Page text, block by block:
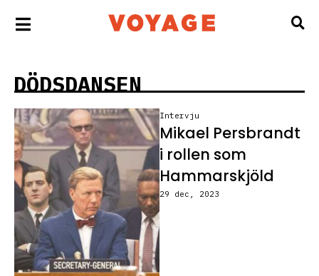
DÖDSDANSEN
Intervju
Mikael Persbrandt
i rollen som
Hammarskjöld
29 dec, 2023